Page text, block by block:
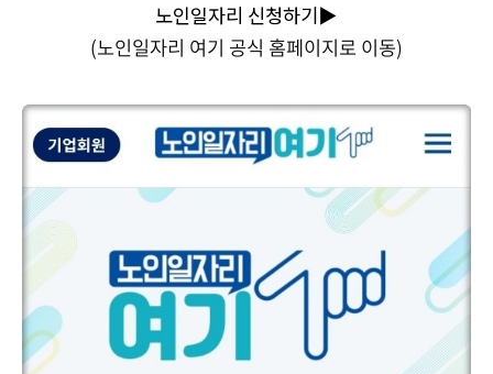
노인일자리 신청하기▶
(노인일자리 여기 공식 홈페이지로 이동)